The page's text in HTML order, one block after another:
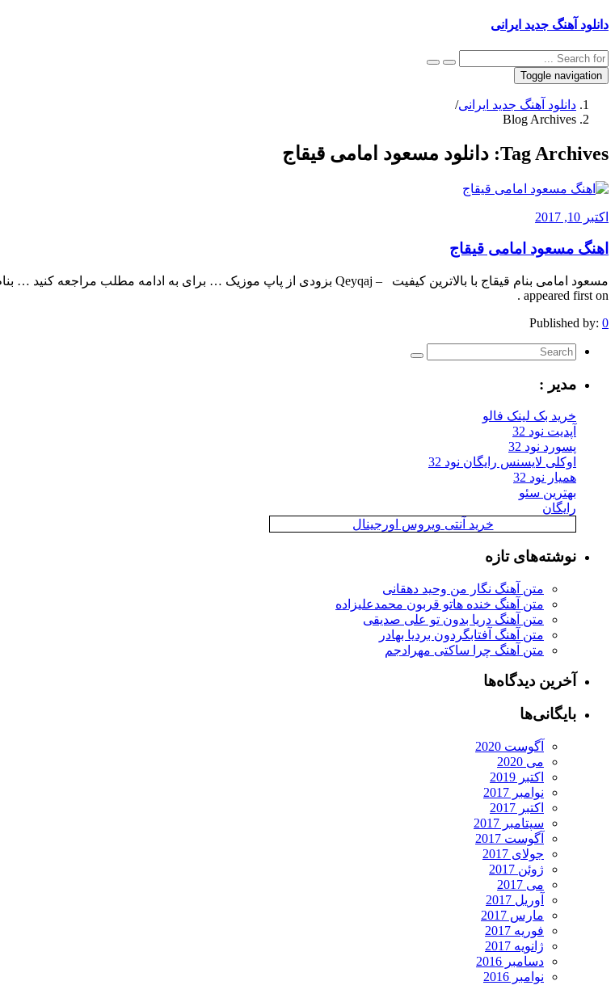
دانلود آهنگ جدید ایرانی
Toggle navigation
دانلود آهنگ جدید ایرانی/
Blog Archives
Tag Archives: دانلود مسعود امامی قیقاج
اکتبر 10, 2017
اهنگ مسعود امامی قیقاج
appeared first on .
Published by: 0
مدیر :
خرید بک لینک فالو
آپدیت نود 32
پسورد نود 32
اوکلی لایسنس رایگان نود 32
همیار نود 32
بهترین سئو
رایگان
خرید آنتی ویروس اورجینال
نوشته‌های تازه
متن آهنگ نگار من وحید دهقانی
متن آهنگ خنده هاتو قربون محمدعلیزاده
متن آهنگ دریا بدون تو علی صدیقی
متن آهنگ آفتابگردون بردیا بهادر
متن آهنگ چرا ساکتی مهرادجم
آخرین دیدگاه‌ها
بایگانی‌ها
آگوست 2020
می 2020
اکتبر 2019
نوامبر 2017
اکتبر 2017
سپتامبر 2017
آگوست 2017
جولای 2017
ژوئن 2017
می 2017
آوریل 2017
مارس 2017
فوریه 2017
ژانویه 2017
دسامبر 2016
نوامبر 2016